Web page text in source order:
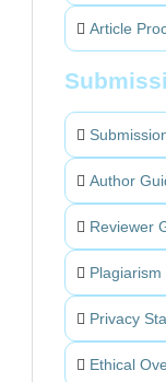
Article
Author
Reviewer
Privacy
Ethical